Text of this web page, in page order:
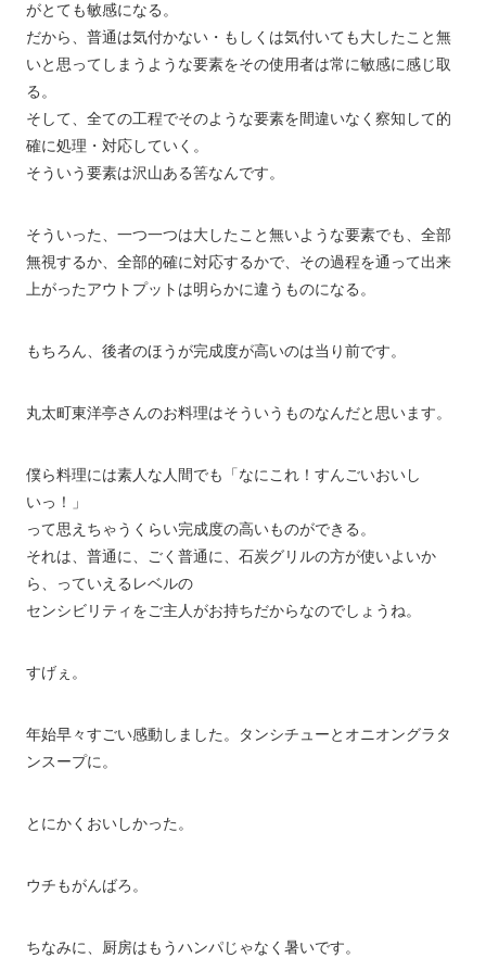
がとても敏感になる。
だから、普通は気付かない・もしくは気付いても大したこと無
いと思ってしまうような要素をその使用者は常に敏感に感じ取
る。
そして、全ての工程でそのような要素を間違いなく察知して的
確に処理・対応していく。
そういう要素は沢山ある筈なんです。
そういった、一つ一つは大したこと無いような要素でも、全部
無視するか、全部的確に対応するかで、その過程を通って出来
上がったアウトプットは明らかに違うものになる。
もちろん、後者のほうが完成度が高いのは当り前です。
丸太町東洋亭さんのお料理はそういうものなんだと思います。
僕ら料理には素人な人間でも「なにこれ！すんごいおいし
いっ！」
って思えちゃうくらい完成度の高いものができる。
それは、普通に、ごく普通に、石炭グリルの方が使いよいか
ら、っていえるレベルの
センシビリティをご主人がお持ちだからなのでしょうね。
すげぇ。
年始早々すごい感動しました。タンシチューとオニオングラタ
ンスープに。
とにかくおいしかった。
ウチもがんばろ。
ちなみに、厨房はもうハンパじゃなく暑いです。